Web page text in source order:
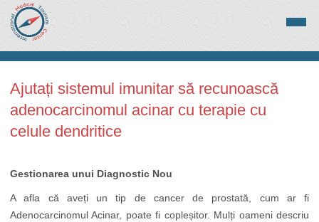
Ajutați sistemul imunitar să recunoască
adenocarcinomul acinar cu terapie cu
celule dendritice
Gestionarea unui Diagnostic Nou
A afla că aveți un tip de cancer de prostată, cum ar fi
Adenocarcinomul Acinar, poate fi copleșitor. Mulți oameni descriu